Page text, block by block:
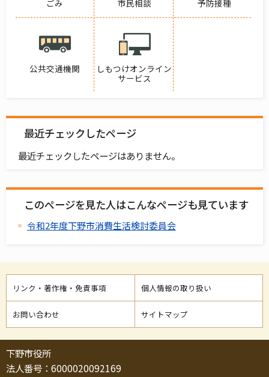
ごみ 市民相談 予防接種
公共交通機関
しもつけオンライン
サービス
最近チェックしたページ
最近チェックしたページはありません。
このページを見た人はこんなページも見ています
令和2年度下野市消費生活検討委員会
リンク・著作権・免責事項 個人情報の取り扱い
お問い合わせ サイトマップ
下野市役所
法人番号：6000020092169